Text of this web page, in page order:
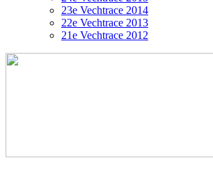
23e Vechtrace 2014
22e Vechtrace 2013
21e Vechtrace 2012